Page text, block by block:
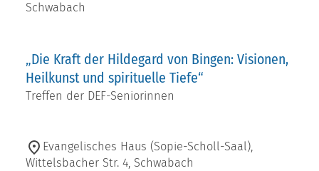
Schwabach
„Die Kraft der Hildegard von Bingen: Visionen,
Heilkunst und spirituelle Tiefe“
Treffen der DEF-Seniorinnen
Evangelisches Haus (Sopie-Scholl-Saal),
Wittelsbacher Str. 4, Schwabach